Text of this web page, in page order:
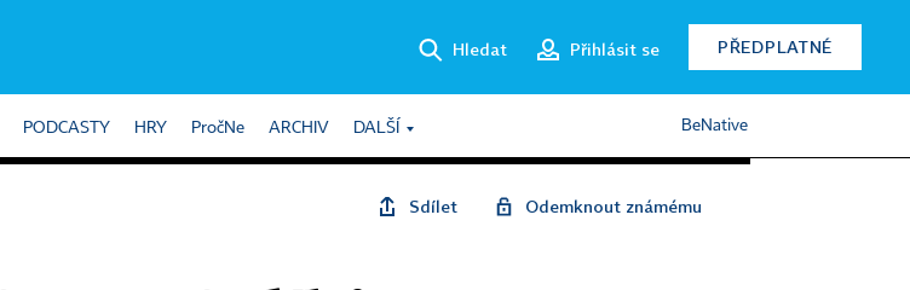
Hledat Přihlásit se PŘEDPLATNÉ
PODCASTY HRY PročNe ARCHIV DALŠÍ BeNative
Sdílet Odemknout známému